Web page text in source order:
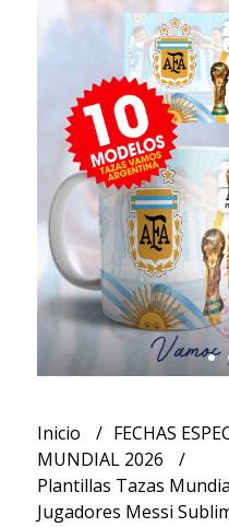
Inicio
FECHAS
MUNDIAL 2026
Plantillas Tazas
Jugadores Messi